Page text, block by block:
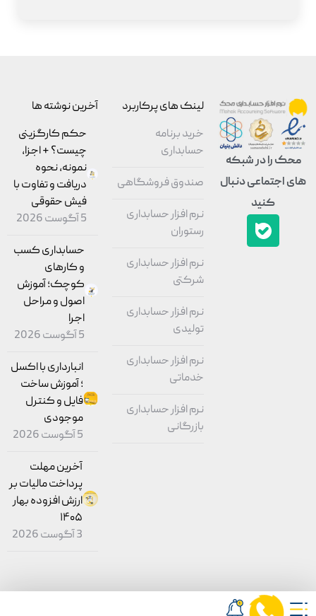
محک را در شبکه
های اجتماعی دنبال
کنید
لینک های پرکاربرد
خرید برنامه
حسابداری
صندوق فروشگاهی
نرم افزار حسابداری
رستوران
نرم افزار حسابداری
شرکتی
نرم افزار حسابداری
تولیدی
نرم افزار حسابداری
خدماتی
نرم افزار حسابداری
بازرگانی
آخرین نوشته ها
حکم کارگزینی
چیست؟ + اجزا،
نمونه، نحوه
دریافت و تفاوت با
فیش حقوقی
5 آگوست 2026
حسابداری کسب
و کارهای
کوچک؛ آموزش
اصول و مراحل
اجرا
5 آگوست 2026
انبارداری با اکسل
؛ آموزش ساخت
فایل و کنترل
موجودی
5 آگوست 2026
آخرین مهلت
پرداخت مالیات بر
ارزش افزوده بهار
۱۴۰۵
3 آگوست 2026